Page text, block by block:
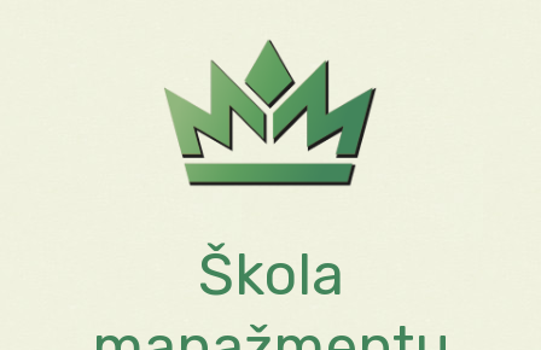
Škola